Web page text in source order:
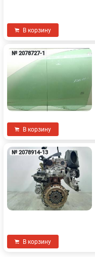
В корзину
№ 2078727-1
В корзину
№ 2078914-13
В корзину